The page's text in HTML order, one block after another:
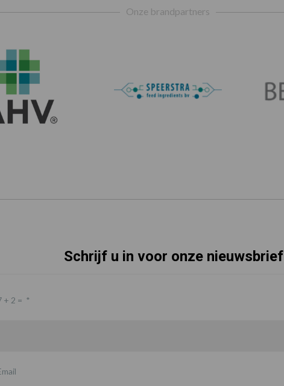
Onze brandpartners
Schrijf u in voor onze nieuwsbrief
+ 2 = *